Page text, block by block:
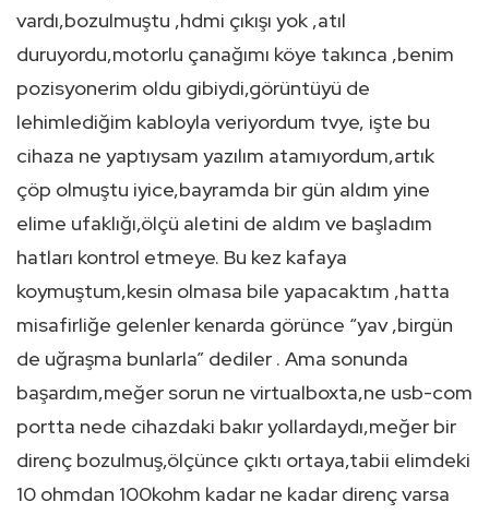
vardı,bozulmuştu ,hdmi çıkışı yok ,atıl
duruyordu,motorlu çanağımı köye takınca ,benim
pozisyonerim oldu gibiydi,görüntüyü de
lehimlediğim kabloyla veriyordum tvye, işte bu
cihaza ne yaptıysam yazılım atamıyordum,artık
çöp olmuştu iyice,bayramda bir gün aldım yine
elime ufaklığı,ölçü aletini de aldım ve başladım
hatları kontrol etmeye. Bu kez kafaya
koymuştum,kesin olmasa bile yapacaktım ,hatta
misafirliğe gelenler kenarda görünce “yav ,birgün
de uğraşma bunlarla” dediler . Ama sonunda
başardım,meğer sorun ne virtualboxta,ne usb-com
portta nede cihazdaki bakır yollardaydı,meğer bir
direnç bozulmuş,ölçünce çıktı ortaya,tabii elimdeki
10 ohmdan 100kohm kadar ne kadar direnç varsa